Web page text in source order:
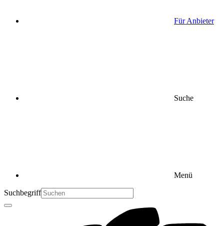
Für Anbieter
Suche
Menü
Suchbegriff